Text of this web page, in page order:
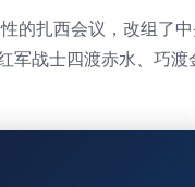
的扎西会议，改组了
军战士四渡赤水、巧渡